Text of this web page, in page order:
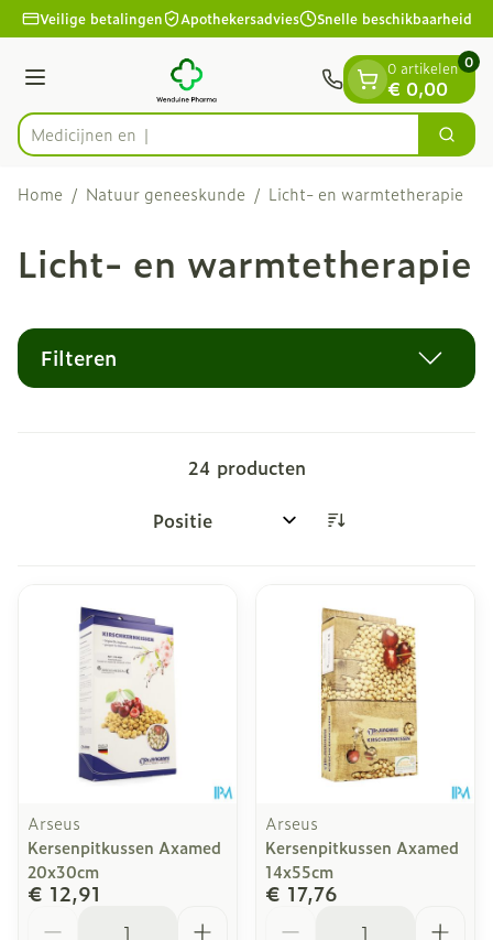
Ga naar de inhoud
1 van 1
Veilige betalingen Apothekersadvies Snelle beschikbaarheid
Menu
Product, merk, categorie... Zoek
0 artikelen
€ 0,00
0
Home / Natuur geneeskunde / Licht- en warmtetherapie
Licht- en warmtetherapie
Filteren
24 producten
Sorteer op:
Arseus
Kersenpitkussen Axamed
20x30cm
€ 12,91
Arseus
Kersenpitkussen Axamed
14x55cm
€ 17,76